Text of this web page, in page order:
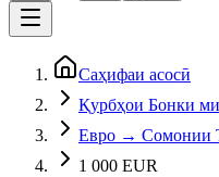
Саҳифаи асосӣ
Қурбҳои Бонки
Евро → Сомонии
1 000 EUR